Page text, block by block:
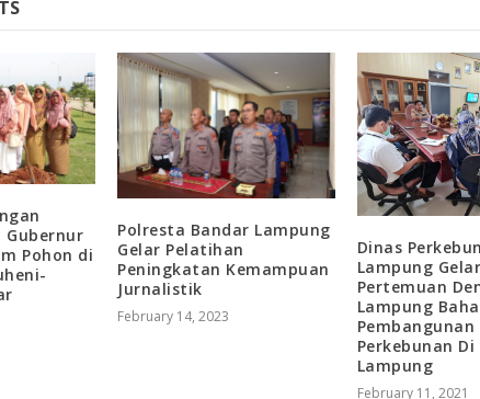
Gubernur
Pohon di
Polresta Bandar Lampung
Gelar Pelatihan
Peningkatan Kemampuan
Jurnalistik
February 14, 2023
Dinas
Lampung Gelar
Pertemuan
Lampung
Pembangunan
Perkebunan Di
Lampung
February 11, 2021